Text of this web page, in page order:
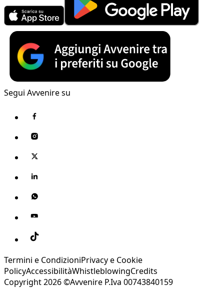
Segui Avvenire su
Termini e CondizioniPrivacy e Cookie
PolicyAccessibilitàWhistleblowingCredits
Copyright 2026 ©Avvenire P.Iva 00743840159